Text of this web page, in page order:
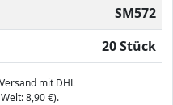
SM572
20 Stück
mit DHL
8,90 €).